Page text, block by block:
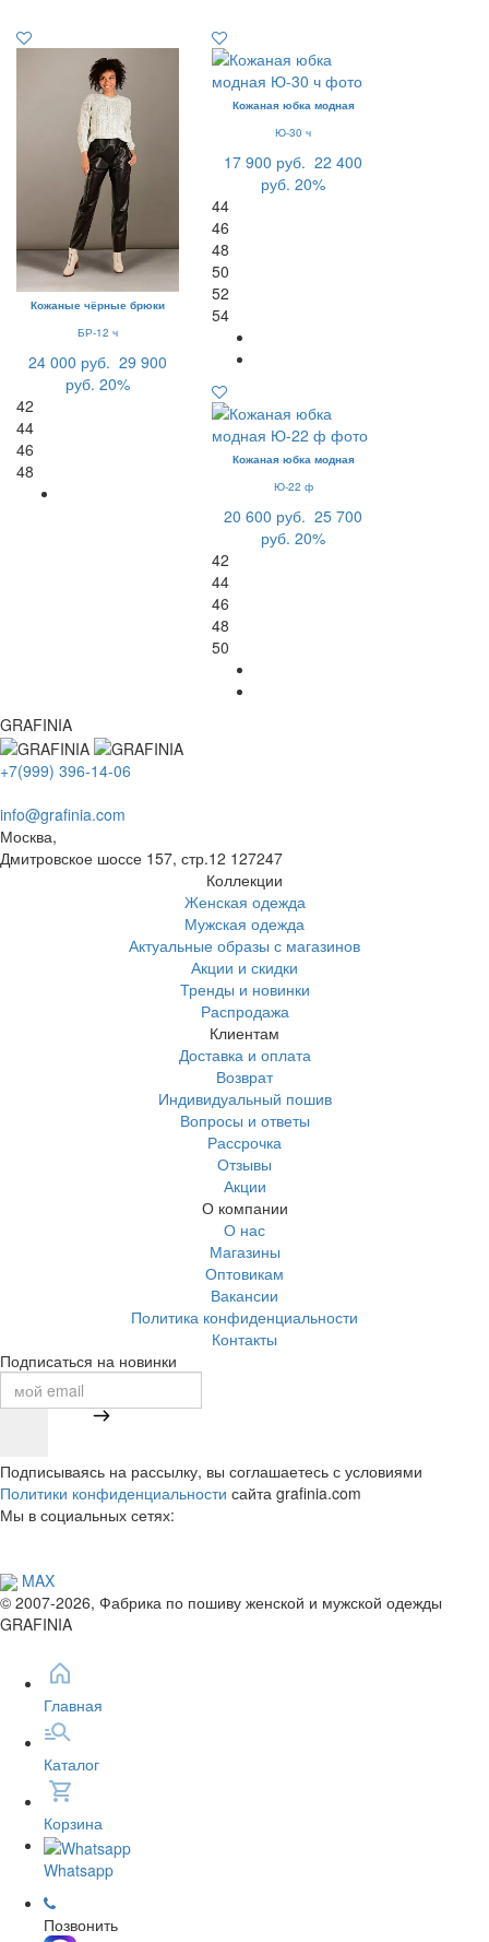
Кожаные чёрные брюки
БР-12 ч
24 000 руб. 29 900
руб. 20%
42
44
46
48
Кожаная юбка модная
Ю-30 ч
17 900 руб. 22 400
руб. 20%
44
46
48
50
52
54
Кожаная юбка модная
Ю-22 ф
20 600 руб. 25 700
руб. 20%
42
44
46
48
50
GRAFINIA
+7(999) 396-14-06
info@grafinia.com
Москва,
Дмитровское шоссе 157, стр.12 127247
Коллекции
Женская одежда
Мужская одежда
Актуальные образы с магазинов
Акции и скидки
Тренды и новинки
Распродажа
Клиентам
Доставка и оплата
Возврат
Индивидуальный пошив
Вопросы и ответы
Рассрочка
Отзывы
Акции
О компании
О нас
Магазины
Оптовикам
Вакансии
Политика конфиденциальности
Контакты
Подписаться на новинки
Подписываясь на рассылку, вы соглашаетесь с условиями
Политики конфиденциальности сайта grafinia.com
Мы в социальных сетях:
MAX
© 2007-2026, Фабрика по пошиву женской и мужской одежды
GRAFINIA
Главная
Каталог
Корзина
Whatsapp
Позвонить